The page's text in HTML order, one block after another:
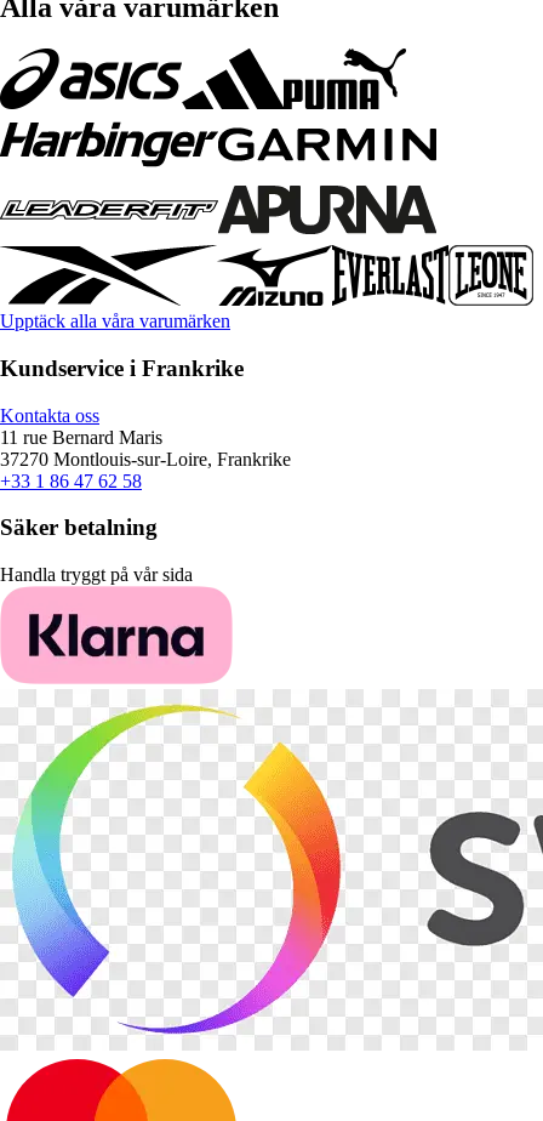
Alla våra varumärken
Upptäck alla våra varumärken
Kundservice i Frankrike
Kontakta oss
11 rue Bernard Maris
37270 Montlouis-sur-Loire, Frankrike
+33 1 86 47 62 58
Säker betalning
Handla tryggt på vår sida